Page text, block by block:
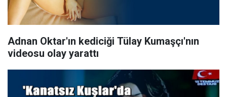
Adnan Oktar'ın kediciği Tülay Kumaşçı'nın
videosu olay yarattı